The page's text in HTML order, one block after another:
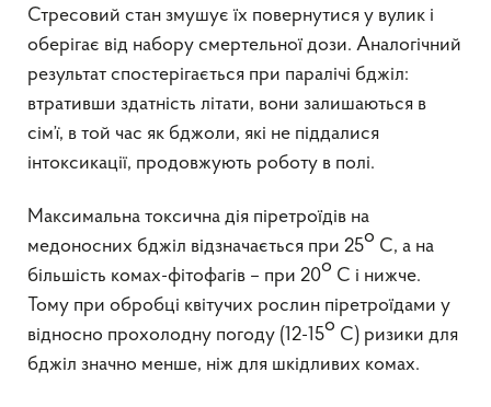
Стресовий стан змушує їх повернутися у вулик і
оберігає від набору смертельної дози. Аналогічний
результат спостерігається при паралічі бджіл:
втративши здатність літати, вони залишаються в
сім’ї, в той час як бджоли, які не піддалися
інтоксикації, продовжують роботу в полі.
Максимальна токсична дія піретроїдів на
медоносних бджіл відзначається при 25о С, а на
більшість комах-фітофагів – при 20о С і нижче.
Тому при обробці квітучих рослин піретроїдами у
відносно прохолодну погоду (12-15о С) ризики для
бджіл значно менше, ніж для шкідливих комах.